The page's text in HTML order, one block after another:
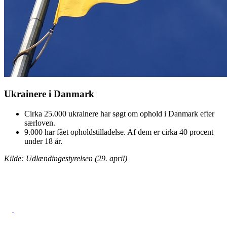
Ukrainere i Danmark
Cirka 25.000 ukrainere har søgt om ophold i Danmark efter
særloven.
9.000 har fået opholdstilladelse. Af dem er cirka 40 procent
under 18 år.
Kilde: Udlændingestyrelsen (29. april)